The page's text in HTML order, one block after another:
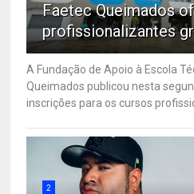
Faetec Queimados
profissionalizantes
A Fundação de Apoio à Escola
Queimados publicou nesta
inscrições para os cursos
2